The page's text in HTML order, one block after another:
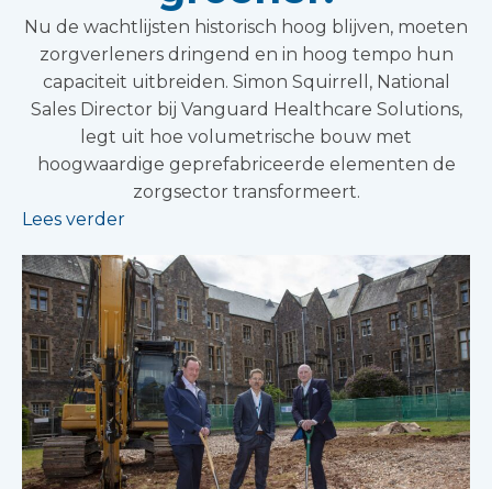
Nu de wachtlijsten historisch hoog blijven, moeten
zorgverleners dringend en in hoog tempo hun
capaciteit uitbreiden. Simon Squirrell, National
Sales Director bij Vanguard Healthcare Solutions,
legt uit hoe volumetrische bouw met
hoogwaardige geprefabriceerde elementen de
zorgsector transformeert.
Lees verder